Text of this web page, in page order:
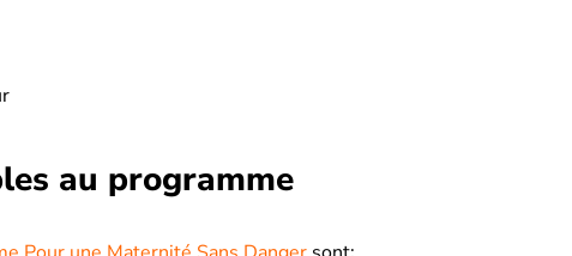
au programme